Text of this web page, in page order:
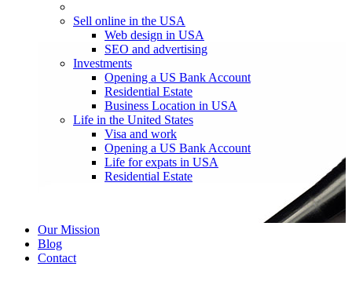
Sell online in the USA
Web design in USA
SEO and advertising
Investments
Opening a US Bank Account
Residential Estate
Business Location in USA
Life in the United States
Visa and work
Opening a US Bank Account
Life for expats in USA
Residential Estate
Our Mission
Blog
Contact